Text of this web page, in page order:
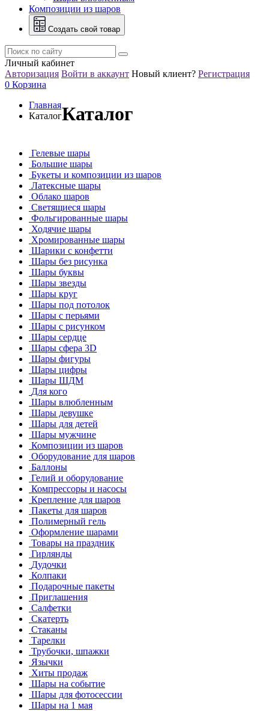
Композиции из шаров
Создать свой товар
Личный кабинет
Авторизация Войти в аккаунт Новый клиент? Регистрация
0 Корзина
Главная
КаталогКаталог
Гелевые шары
Большие шары
Букеты и композиции из шаров
Латексные шары
Облако шаров
Светящиеся шары
Фольгированные шары
Ходячие шары
Хромированные шары
Шарики с конфетти
Шары без рисунка
Шары буквы
Шары звезды
Шары круг
Шары под потолок
Шары с перьями
Шары с рисунком
Шары сердце
Шары сфера 3D
Шары фигуры
Шары цифры
Шары ШДМ
Для кого
Шары влюбленным
Шары девушке
Шары для детей
Шары мужчине
Композиции из шаров
Оборудование для шаров
Баллоны
Гелий и оборудование
Компрессоры и насосы
Крепление для шаров
Пакеты для шаров
Полимерный гель
Оформление шарами
Товары на праздник
Гирлянды
Дудочки
Колпаки
Подарочные пакеты
Приглашения
Салфетки
Скатерть
Стаканы
Тарелки
Трубочки, шпажки
Язычки
Хиты продаж
Шары на событие
Шары для фотосессии
Шары на 1 мая